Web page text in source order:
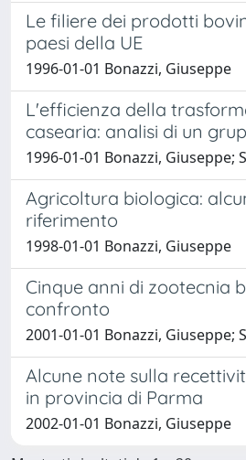
Le filiere dei prodotti
paesi della UE
1996-01-01 Bonazzi, Giuseppe
L'efficienza della
casearia: analisi di un
1996-01-01 Bonazzi, Giuseppe;
Agricoltura biologica:
riferimento
1998-01-01 Bonazzi, Giuseppe
Cinque anni di zootecnia
confronto
2001-01-01 Bonazzi, Giuseppe;
Alcune note sulla
in provincia di Parma
2002-01-01 Bonazzi, Giuseppe